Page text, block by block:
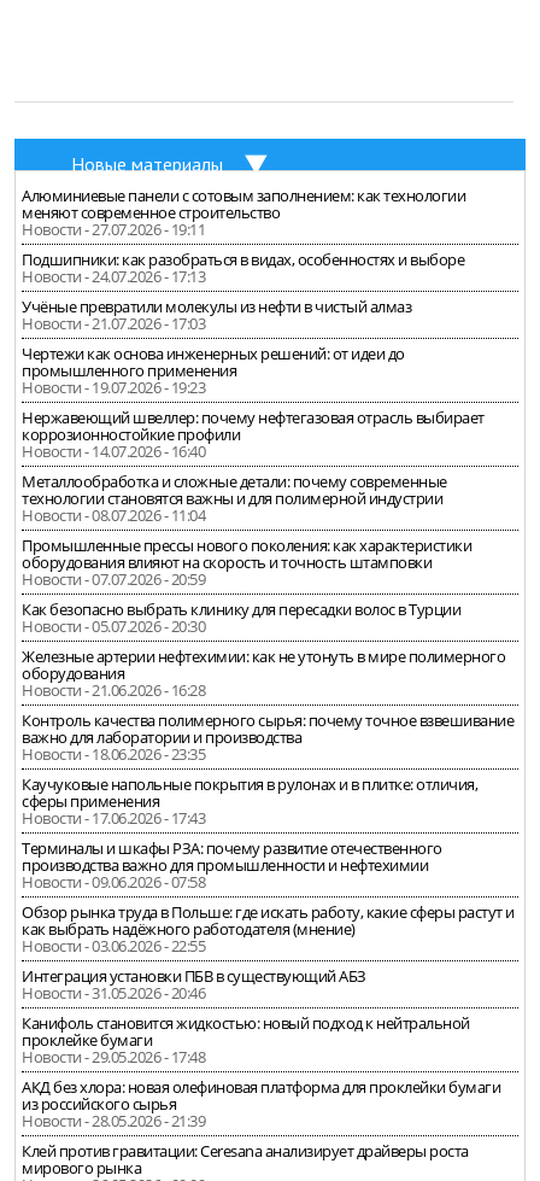
Новые материалы
Алюминиевые панели с сотовым заполнением: как технологии
меняют современное строительство
Новости - 27.07.2026 - 19:11
Подшипники: как разобраться в видах, особенностях и выборе
Новости - 24.07.2026 - 17:13
Учёные превратили молекулы из нефти в чистый алмаз
Новости - 21.07.2026 - 17:03
Чертежи как основа инженерных решений: от идеи до
промышленного применения
Новости - 19.07.2026 - 19:23
Нержавеющий швеллер: почему нефтегазовая отрасль выбирает
коррозионностойкие профили
Новости - 14.07.2026 - 16:40
Металлообработка и сложные детали: почему современные
технологии становятся важны и для полимерной индустрии
Новости - 08.07.2026 - 11:04
Промышленные прессы нового поколения: как характеристики
оборудования влияют на скорость и точность штамповки
Новости - 07.07.2026 - 20:59
Как безопасно выбрать клинику для пересадки волос в Турции
Новости - 05.07.2026 - 20:30
Железные артерии нефтехимии: как не утонуть в мире полимерного
оборудования
Новости - 21.06.2026 - 16:28
Контроль качества полимерного сырья: почему точное взвешивание
важно для лаборатории и производства
Новости - 18.06.2026 - 23:35
Каучуковые напольные покрытия в рулонах и в плитке: отличия,
сферы применения
Новости - 17.06.2026 - 17:43
Терминалы и шкафы РЗА: почему развитие отечественного
производства важно для промышленности и нефтехимии
Новости - 09.06.2026 - 07:58
Обзор рынка труда в Польше: где искать работу, какие сферы растут и
как выбрать надёжного работодателя (мнение)
Новости - 03.06.2026 - 22:55
Интеграция установки ПБВ в существующий АБЗ
Новости - 31.05.2026 - 20:46
Канифоль становится жидкостью: новый подход к нейтральной
проклейке бумаги
Новости - 29.05.2026 - 17:48
АКД без хлора: новая олефиновая платформа для проклейки бумаги
из российского сырья
Новости - 28.05.2026 - 21:39
Клей против гравитации: Ceresana анализирует драйверы роста
мирового рынка